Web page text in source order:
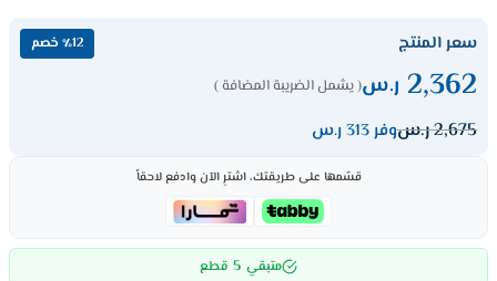
سعر المنتج ٪12 خصم
2,362 ر.س( يشمل الضريبة المضافة )
2,675ر.سوفر 313 ر.س
قسّمها على طريقتك، اشترِ الآن وادفع لاحقاً
متبقي 5 قطع